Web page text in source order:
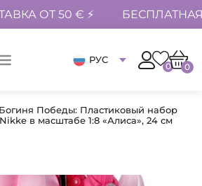
ОТ 50 € ⚡
РУС
0 0
Богиня Победы: Пластиковый набор
в масштабе 1:8 «Алиса», 24 см